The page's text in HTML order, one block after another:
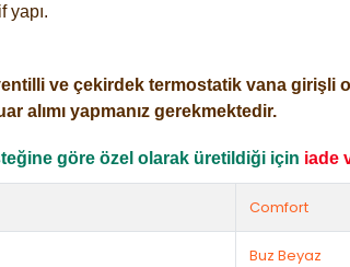
yapı.
ve çekirdek termostatik vana girişli
alımı yapmanız gerekmektedir.
göre özel olarak üretildiği için iade
Comfort
Buz Beyaz